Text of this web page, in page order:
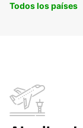
Todos los países